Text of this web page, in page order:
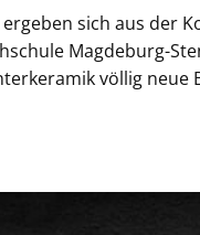
sich aus der
Magdeburg-
völlig